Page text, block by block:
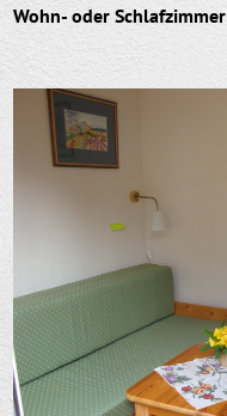
Wohn- oder Schlafzimmer